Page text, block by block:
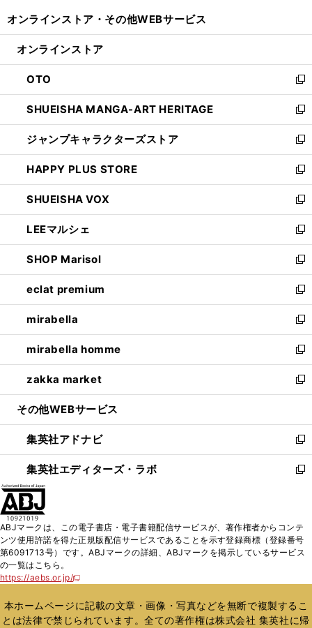
開
ン
ウ
で
開
く
ウ
ン
ド
ウ
で
開
く
オンラインストア・ その他WEBサービス
オンラインストア
OTO
新
し
い
ウ
ィ
ン
ド
ウ
で
開
く
SHUEISHA MANGA-ART HERITAGE
新
し
い
ウ
ィ
ン
ド
ウ
で
開
く
ジャンプキャラクターズストア
新
し
い
ウ
ィ
ン
ド
ウ
で
開
く
HAPPY PLUS STORE
新
し
い
ウ
ィ
ン
ド
ウ
で
開
く
SHUEISHA VOX
新
し
い
ウ
ィ
ン
ド
ウ
で
開
く
LEEマルシェ
新
し
い
ウ
ィ
ン
ド
ウ
で
開
く
SHOP Marisol
新
し
い
ウ
ィ
ン
ド
ウ
で
開
eclat premium
新
し
い
ウ
ィ
ン
ド
ウ
開
く
mirabella
新
し
い
ウ
ィ
ン
ウ
で
開
く
mirabella homme
新
し
い
ウ
ン
ド
ウ
で
zakka market
新
し
ウ
ィ
ン
ド
く
その他WEBサービス
集英社アドナビ
新
し
い
ド
ウ
で
集英社エディターズ・ラボ
新
ィ
ン
ド
開
く
ABJマークは、この電子書店・電子書籍配信サービスが、著作権者からコンテ
ンツ使用許諾を得た正規版配信サービスであることを示す登録商標（登録番号
第6091713号）です。ABJマークの詳細、ABJマークを掲示しているサービス
の一覧はこちら。
https://aebs.or.jp/
新
い
ウ
ィ
本ホームページに記載の文章・画像・写真などを無断で複製するこ
とは法律で禁じられています。全ての著作権は株式会社 集英社に帰